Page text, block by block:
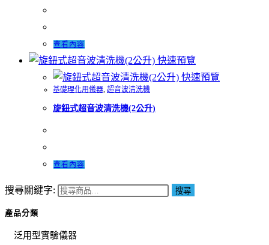
查看內容
快速預覽
快速預覽
基礎理化用儀器 超音波清洗機
旋鈕式超音波清洗機(2公升)
查看內容
搜尋關鍵字: 搜尋
產品分類
泛用型實驗儀器